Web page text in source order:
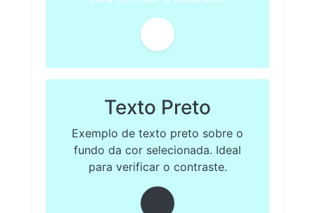
Texto Preto
Exemplo de texto preto sobre o
fundo da cor selecionada. Ideal
para verificar o contraste.